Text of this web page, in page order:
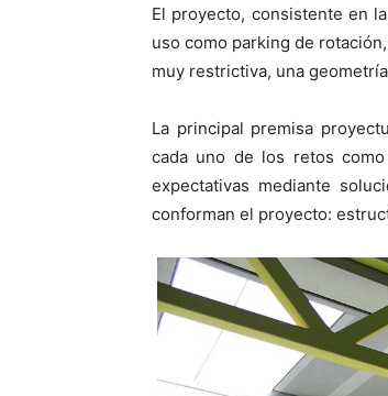
El proyecto, consistente en
uso como parking de
muy restrictiva, una
La principal premisa
cada uno de los retos
expectativas mediante
conforman el proyecto: